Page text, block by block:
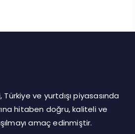
ve yurtdışı piyasasında
hitaben doğru, kaliteli ve
amaç edinmiştir.